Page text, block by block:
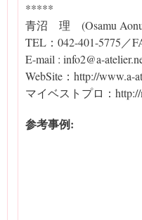
*****
青沼 理 (Osamu
TEL：042-401-5775／
E-mail : info2@a-
WebSite：http://www.a-
マイベストプロ：http://
参考事例: